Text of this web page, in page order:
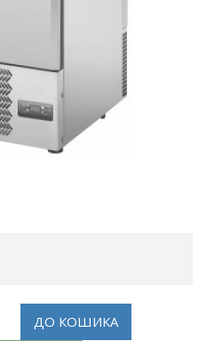
ДО КОШИКА